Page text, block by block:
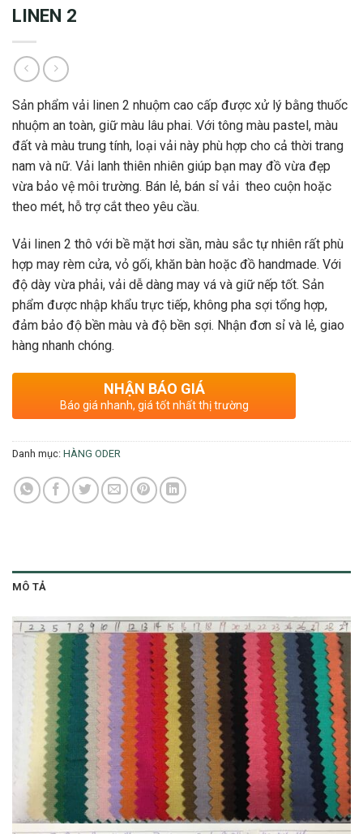
LINEN 2
Sản phẩm vải linen 2 nhuộm cao cấp được xử lý bằng thuốc
nhuộm an toàn, giữ màu lâu phai. Với tông màu pastel, màu
đất và màu trung tính, loại vải này phù hợp cho cả thời trang
nam và nữ. Vải lanh thiên nhiên giúp bạn may đồ vừa đẹp
vừa bảo vệ môi trường. Bán lẻ, bán sỉ vải theo cuộn hoặc
theo mét, hỗ trợ cắt theo yêu cầu.
Vải linen 2 thô với bề mặt hơi sần, màu sắc tự nhiên rất phù
hợp may rèm cửa, vỏ gối, khăn bàn hoặc đồ handmade. Với
độ dày vừa phải, vải dễ dàng may vá và giữ nếp tốt. Sản
phẩm được nhập khẩu trực tiếp, không pha sợi tổng hợp,
đảm bảo độ bền màu và độ bền sợi. Nhận đơn sỉ và lẻ, giao
hàng nhanh chóng.
NHẬN BÁO GIÁ
Báo giá nhanh, giá tốt nhất thị trường
Danh mục: HÀNG ODER
MÔ TẢ